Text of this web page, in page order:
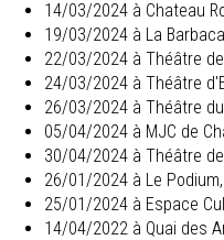
14/03/2024 à Chateau
19/03/2024 à La
22/03/2024 à Théâtre
24/03/2024 à Théâtre
26/03/2024 à Théâtre
05/04/2024 à MJC de
30/04/2024 à Théâtre
26/01/2024 à Le
25/01/2024 à Espace
14/04/2022 à Quai des